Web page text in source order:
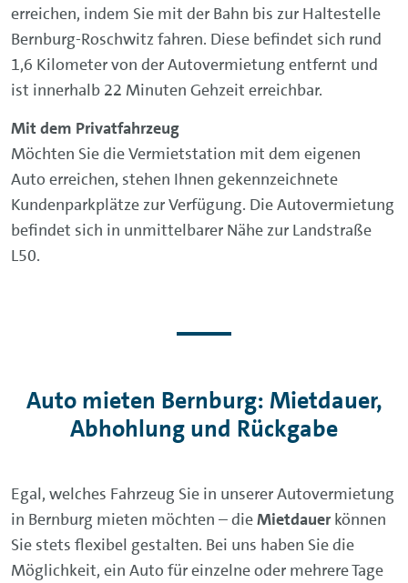
erreichen, indem Sie mit der Bahn bis zur Haltestelle
Bernburg-Roschwitz fahren. Diese befindet sich rund
1,6 Kilometer von der Autovermietung entfernt und
ist innerhalb 22 Minuten Gehzeit erreichbar.
Mit dem Privatfahrzeug
Möchten Sie die Vermietstation mit dem eigenen
Auto erreichen, stehen Ihnen gekennzeichnete
Kundenparkplätze zur Verfügung. Die Autovermietung
befindet sich in unmittelbarer Nähe zur Landstraße
L50.
Auto mieten Bernburg: Mietdauer,
Abhohlung und Rückgabe
Egal, welches Fahrzeug Sie in unserer Autovermietung
in Bernburg mieten möchten – dieMietdauer können
Sie stets flexibel gestalten. Bei uns haben Sie die
Möglichkeit, ein Auto für einzelne oder mehrere Tage